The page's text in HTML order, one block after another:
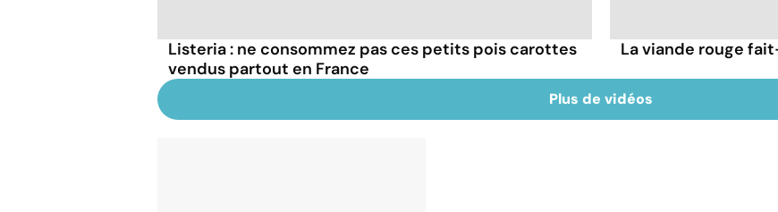
Listeria : ne consommez pas ces petits pois carottes
vendus partout en France
La viande rouge
Plus de vidéos